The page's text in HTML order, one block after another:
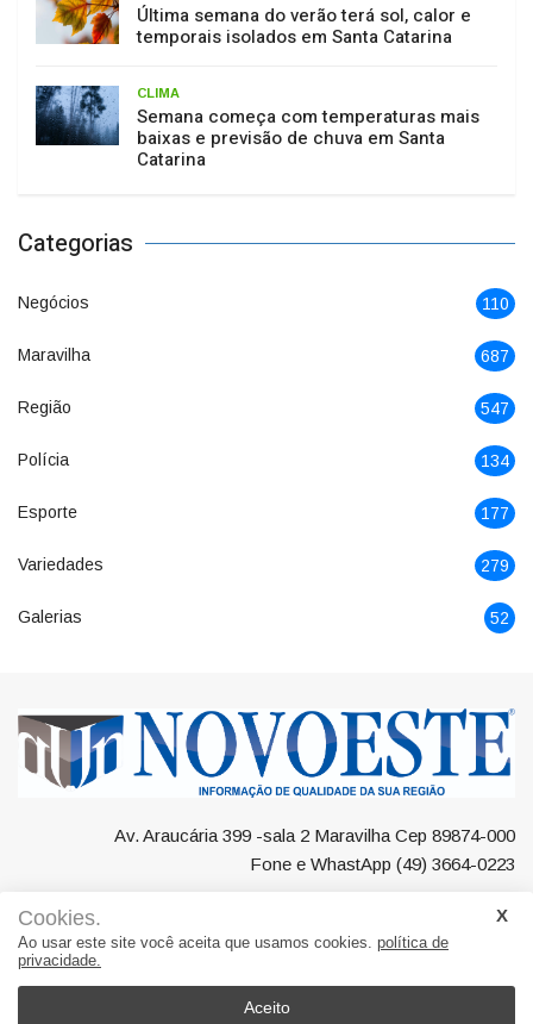
Última semana do verão terá sol, calor e
temporais isolados em Santa Catarina
CLIMA
Semana começa com temperaturas mais
baixas e previsão de chuva em Santa
Catarina
Categorias
Negócios 110
Maravilha 687
Região 547
Polícia 134
Esporte 177
Variedades 279
Galerias 52
Av. Araucária 399 -sala 2 Maravilha Cep 89874-000
Fone e WhastApp (49) 3664-0223
Negócios
Cookies.
Ao usar este site você aceita que usamos cookies. política de
privacidade.
Aceito